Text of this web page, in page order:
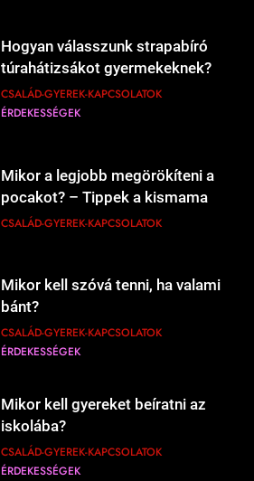
Hogyan válasszunk strapabíró
túrahátizsákot gyermekeknek?
CSALÁD-GYEREK-KAPCSOLATOK
ÉRDEKESSÉGEK
Mikor a legjobb megörökíteni a
pocakot? – Tippek a kismama
fotózás időzítéséhez
CSALÁD-GYEREK-KAPCSOLATOK
Mikor kell szóvá tenni, ha valami
bánt?
CSALÁD-GYEREK-KAPCSOLATOK
ÉRDEKESSÉGEK
Mikor kell gyereket beíratni az
iskolába?
CSALÁD-GYEREK-KAPCSOLATOK
ÉRDEKESSÉGEK
Mi kell a hamburgerbe?
ÉRDEKESSÉGEK ÉTEL-ITAL
kipróbálni?
ÉRDEKESSÉGEK ÉTEL-ITAL
Kipróbáltuk a házi sajtkészítést 1
liter tejből – Megéri a macerát?
ÉRDEKESSÉGEK
Kipróbáltuk Gordon Ramsay 10
perces tésztáját – Tényleg megvan
ÉRDEKESSÉGEK
CSALÁD-GYEREK-KAPCSOLATOK
ÉRDEKESSÉGEK